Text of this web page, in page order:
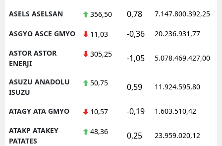
ASELS ASELSAN 356,50 0,78 7.147.800.392,25
ASGYO ASCE GMYO 11,03 -0,36 20.236.931,77
ASTOR ASTOR
ENERJI
305,25 -1,05 5.078.469.427,00
ASUZU ANADOLU
ISUZU
50,75 0,59 11.924.595,80
ATAGY ATA GMYO 10,57 -0,19 1.603.510,42
ATAKP ATAKEY
PATATES
48,36 0,25 23.959.020,12